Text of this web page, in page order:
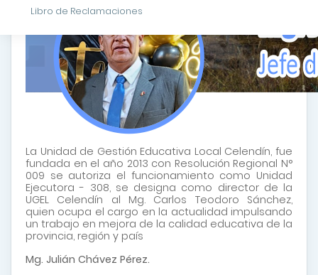
Libro de Reclamaciones
La Unidad de Gestión Educativa Local Celendín, fue
fundada en el año 2013 con Resolución Regional N°
009 se autoriza el funcionamiento como Unidad
Ejecutora - 308, se designa como director de la
UGEL Celendín al Mg. Carlos Teodoro Sánchez,
quien ocupa el cargo en la actualidad impulsando
un trabajo en mejora de la calidad educativa de la
provincia, región y país
Mg. Julián Chávez Pérez.